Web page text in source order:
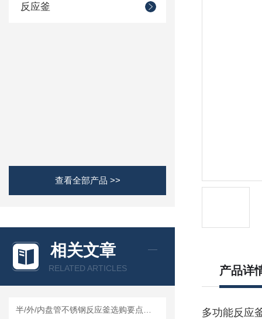
反应釜
查看全部产品 >>
相关文章
RELATED ARTICLES 产品详
多功能反应